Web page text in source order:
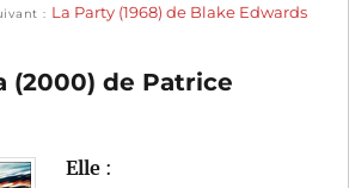
suivante :
La Party (1968) de Blake Edwards
(2000) de Patrice
Elle :